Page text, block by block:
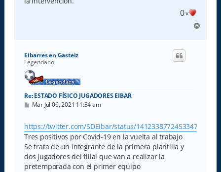
0x
r
Eibarres en Gasteiz
Legendario
Re: ESTADO FÍSICO JUGADORES EIBAR
M
s
a
j
e
Mar Jul 06, 2021 11:34 am
https://twitter.com/SDEibar/status/1412338772453347328
Tres positivos por Covid-19 en la vuelta al trabajo
Se trata de un integrante de la primera plantilla y
dos jugadores del filial que van a realizar la
pretemporada con el primer equipo